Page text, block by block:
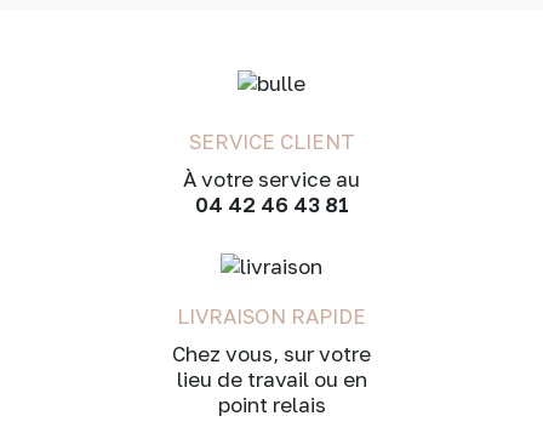
SERVICE CLIENT
À votre service au
04 42 46 43 81
LIVRAISON RAPIDE
Chez vous, sur votre
lieu de travail ou en
point relais